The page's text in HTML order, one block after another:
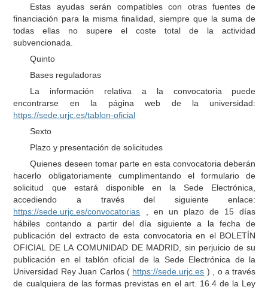
Estas ayudas serán compatibles con otras fuentes de
financiación para la misma finalidad, siempre que la suma de
todas ellas no supere el coste total de la actividad
subvencionada.
Quinto
Bases reguladoras
La información relativa a la convocatoria puede
encontrarse en la página web de la universidad:
https://sede.urjc.es/tablon-oficial
Sexto
Plazo y presentación de solicitudes
Quienes deseen tomar parte en esta convocatoria deberán
hacerlo obligatoriamente cumplimentando el formulario de
solicitud que estará disponible en la Sede Electrónica,
accediendo a través del siguiente enlace:
https://sede.urjc.es/convocatorias , en un plazo de 15 días
hábiles contando a partir del día siguiente a la fecha de
publicación del extracto de esta convocatoria en el BOLETÍN
OFICIAL DE LA COMUNIDAD DE MADRID, sin perjuicio de su
publicación en el tablón oficial de la Sede Electrónica de la
Universidad Rey Juan Carlos ( https://sede.urjc.es ) , o a través
de cualquiera de las formas previstas en el art. 16.4 de la Ley